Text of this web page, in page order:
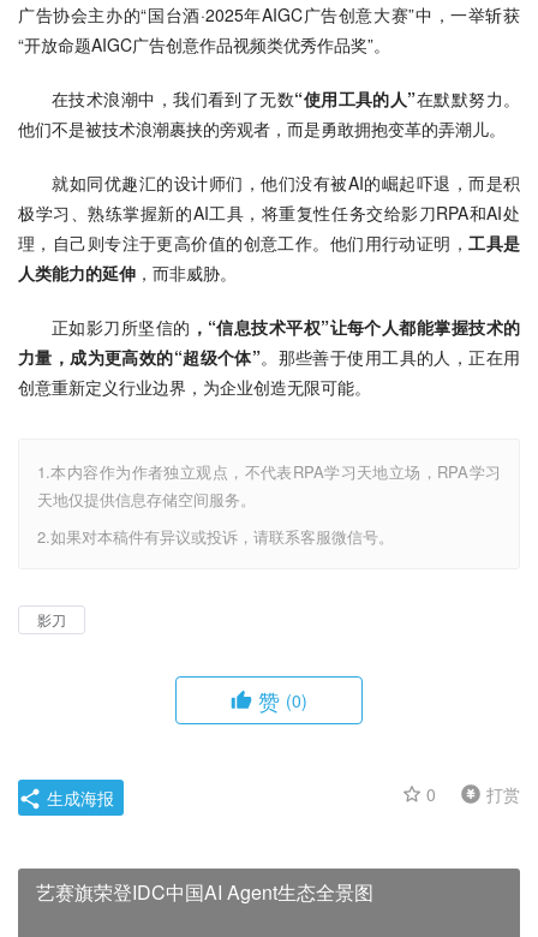
广告协会主办的“国台酒·2025年AIGC广告创意大赛”中，一举斩获
“开放命题AIGC广告创意作品视频类优秀作品奖”。
在技术浪潮中，我们看到了无数“使用工具的人”在默默努力。
他们不是被技术浪潮裹挟的旁观者，而是勇敢拥抱变革的弄潮儿。
就如同优趣汇的设计师们，他们没有被AI的崛起吓退，而是积
极学习、熟练掌握新的AI工具，将重复性任务交给影刀RPA和AI处
理，自己则专注于更高价值的创意工作。他们用行动证明，工具是
人类能力的延伸 ，而非威胁。
正如影刀所坚信的 ，“信息技术平权”让每个人都能掌握技术的
力量，成为更高效的“超级个体”。那些善于使用工具的人，正在用
创意重新定义行业边界，为企业创造无限可能。
1.本内容作为作者独立观点，不代表RPA学习天地立场，RPA学习
天地仅提供信息存储空间服务。
2.如果对本稿件有异议或投诉，请联系客服微信号。
影刀
赞 (0)
0 打赏
生成海报
艺赛旗荣登IDC中国AI Agent生态全景图